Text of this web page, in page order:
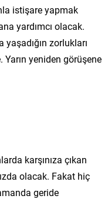
istişare yapmak
yardımcı olacak.
zorlukları
yeniden görüşene
karşınıza çıkan
olacak. Fakat hiç
geride